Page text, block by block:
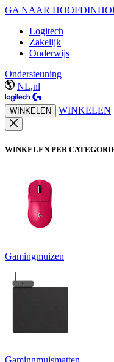
GA NAAR
Logitech
Zakelijk
Onderwijs
Ondersteuning
NL,nl
WINKELEN WINKELEN
WINKELEN PER
Gamingmuizen
Gamingmuismatten